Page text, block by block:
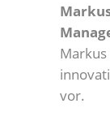
Markus
vor.